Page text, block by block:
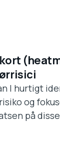
I hurtigt
og
på